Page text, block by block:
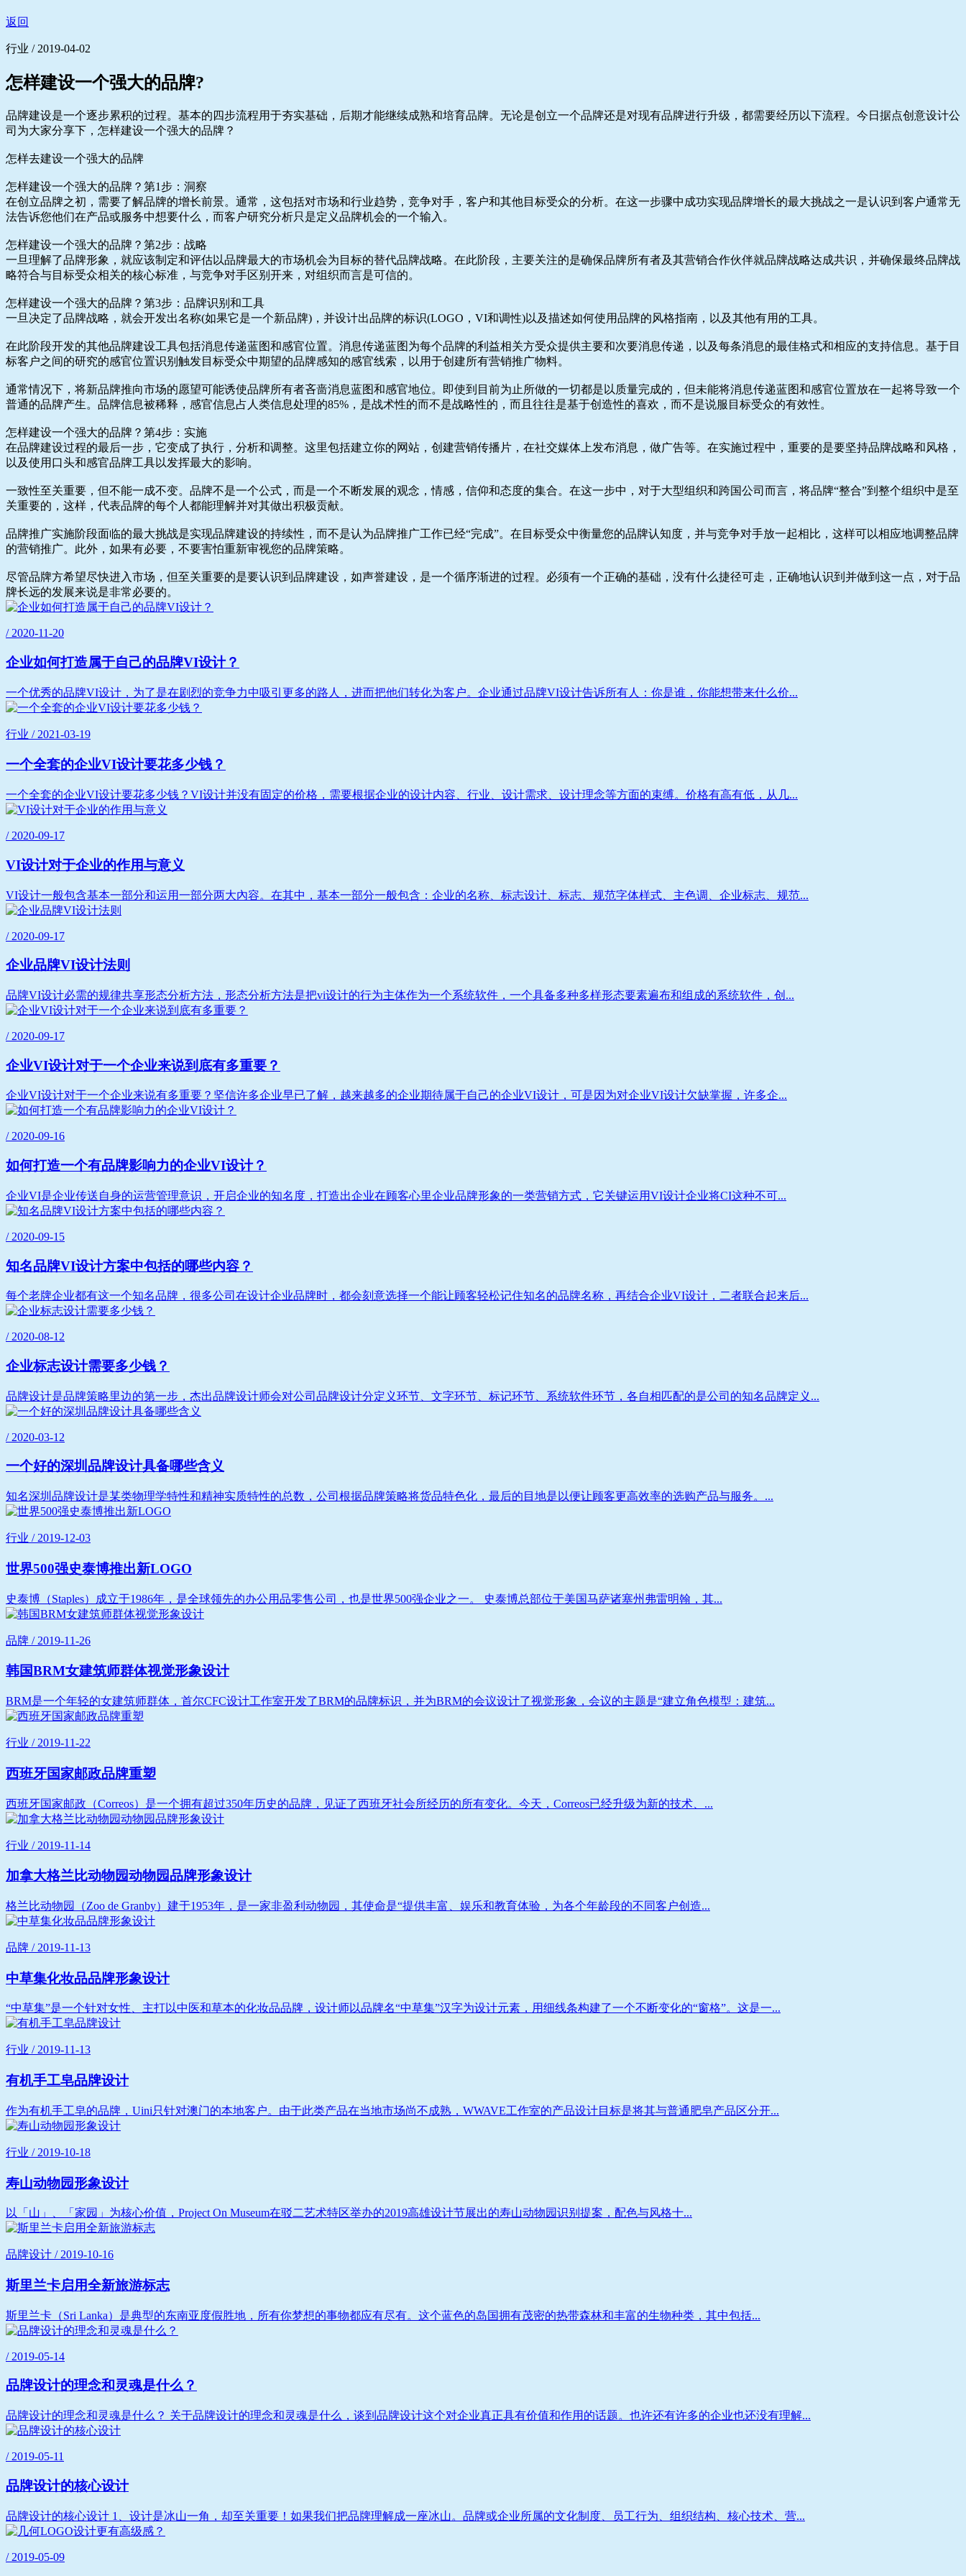
返回
行业 / 2019-04-02
怎样建设一个强大的品牌?
品牌建设是一个逐步累积的过程。基本的四步流程用于夯实基础，后期才能继续成熟和培育品牌。无论是创立一个品牌还是对现有品牌进行升级，都需要经历以下流程。今日据点创意设计公
司为大家分享下，怎样建设一个强大的品牌？
怎样去建设一个强大的品牌
怎样建设一个强大的品牌？第1步：洞察
在创立品牌之初，需要了解品牌的增长前景。通常，这包括对市场和行业趋势，竞争对手，客户和其他目标受众的分析。在这一步骤中成功实现品牌增长的最大挑战之一是认识到客户通常无
法告诉您他们在产品或服务中想要什么，而客户研究分析只是定义品牌机会的一个输入。
怎样建设一个强大的品牌？第2步：战略
一旦理解了品牌形象，就应该制定和评估以品牌最大的市场机会为目标的替代品牌战略。在此阶段，主要关注的是确保品牌所有者及其营销合作伙伴就品牌战略达成共识，并确保最终品牌战
略符合与目标受众相关的核心标准，与竞争对手区别开来，对组织而言是可信的。
怎样建设一个强大的品牌？第3步：品牌识别和工具
一旦决定了品牌战略，就会开发出名称(如果它是一个新品牌)，并设计出品牌的标识(LOGO，VI和调性)以及描述如何使用品牌的风格指南，以及其他有用的工具。
在此阶段开发的其他品牌建设工具包括消息传递蓝图和感官位置。消息传递蓝图为每个品牌的利益相关方受众提供主要和次要消息传递，以及每条消息的最佳格式和相应的支持信息。基于目
标客户之间的研究的感官位置识别触发目标受众中期望的品牌感知的感官线索，以用于创建所有营销推广物料。
通常情况下，将新品牌推向市场的愿望可能诱使品牌所有者吝啬消息蓝图和感官地位。即使到目前为止所做的一切都是以质量完成的，但未能将消息传递蓝图和感官位置放在一起将导致一个
普通的品牌产生。品牌信息被稀释，感官信息占人类信息处理的85%，是战术性的而不是战略性的，而且往往是基于创造性的喜欢，而不是说服目标受众的有效性。
怎样建设一个强大的品牌？第4步：实施
在品牌建设过程的最后一步，它变成了执行，分析和调整。这里包括建立你的网站，创建营销传播片，在社交媒体上发布消息，做广告等。在实施过程中，重要的是要坚持品牌战略和风格，
以及使用口头和感官品牌工具以发挥最大的影响。
一致性至关重要，但不能一成不变。品牌不是一个公式，而是一个不断发展的观念，情感，信仰和态度的集合。在这一步中，对于大型组织和跨国公司而言，将品牌“整合”到整个组织中是至
关重要的，这样，代表品牌的每个人都能理解并对其做出积极贡献。
品牌推广实施阶段面临的最大挑战是实现品牌建设的持续性，而不是认为品牌推广工作已经“完成”。在目标受众中衡量您的品牌认知度，并与竞争对手放一起相比，这样可以相应地调整品牌
的营销推广。此外，如果有必要，不要害怕重新审视您的品牌策略。
尽管品牌方希望尽快进入市场，但至关重要的是要认识到品牌建设，如声誉建设，是一个循序渐进的过程。必须有一个正确的基础，没有什么捷径可走，正确地认识到并做到这一点，对于品
牌长远的发展来说是非常必要的。
/ 2020-11-20
企业如何打造属于自己的品牌VI设计？
一个优秀的品牌VI设计，为了是在剧烈的竞争力中吸引更多的路人，进而把他们转化为客户。企业通过品牌VI设计告诉所有人：你是谁，你能想带来什么价...
行业 / 2021-03-19
一个全套的企业VI设计要花多少钱？
一个全套的企业VI设计要花多少钱？VI设计并没有固定的价格，需要根据企业的设计内容、行业、设计需求、设计理念等方面的束缚。价格有高有低，从几...
/ 2020-09-17
VI设计对于企业的作用与意义
VI设计一般包含基本一部分和运用一部分两大內容。在其中，基本一部分一般包含：企业的名称、标志设计、标志、规范字体样式、主色调、企业标志、规范...
/ 2020-09-17
企业品牌VI设计法则
品牌VI设计必需的规律共享形态分析方法，形态分析方法是把vi设计的行为主体作为一个系统软件，一个具备多种多样形态要素遍布和组成的系统软件，创...
/ 2020-09-17
企业VI设计对于一个企业来说到底有多重要？
企业VI设计对于一个企业来说有多重要？坚信许多企业早已了解，越来越多的企业期待属于自己的企业VI设计，可是因为对企业VI设计欠缺掌握，许多企...
/ 2020-09-16
如何打造一个有品牌影响力的企业VI设计？
企业VI是企业传送自身的运营管理意识，开启企业的知名度，打造出企业在顾客心里企业品牌形象的一类营销方式，它关键运用VI设计企业将CI这种不可...
/ 2020-09-15
知名品牌VI设计方案中包括的哪些内容？
每个老牌企业都有这一个知名品牌，很多公司在设计企业品牌时，都会刻意选择一个能让顾客轻松记住知名的品牌名称，再结合企业VI设计，二者联合起来后...
/ 2020-08-12
企业标志设计需要多少钱？
品牌设计是品牌策略里边的第一步，杰出品牌设计师会对公司品牌设计分定义环节、文字环节、标记环节、系统软件环节，各自相匹配的是公司的知名品牌定义...
/ 2020-03-12
一个好的深圳品牌设计具备哪些含义
知名深圳品牌设计是某类物理学特性和精神实质特性的总数，公司根据品牌策略将货品特色化，最后的目地是以便让顾客更高效率的选购产品与服务。...
行业 / 2019-12-03
世界500强史泰博推出新LOGO
史泰博（Staples）成立于1986年，是全球领先的办公用品零售公司，也是世界500强企业之一。 史泰博总部位于美国马萨诸塞州弗雷明翰，其...
品牌 / 2019-11-26
韩国BRM女建筑师群体视觉形象设计
BRM是一个年轻的女建筑师群体，首尔CFC设计工作室开发了BRM的品牌标识，并为BRM的会议设计了视觉形象，会议的主题是“建立角色模型：建筑...
行业 / 2019-11-22
西班牙国家邮政品牌重塑
西班牙国家邮政（Correos）是一个拥有超过350年历史的品牌，见证了西班牙社会所经历的所有变化。今天，Correos已经升级为新的技术、...
行业 / 2019-11-14
加拿大格兰比动物园动物园品牌形象设计
格兰比动物园（Zoo de Granby）建于1953年，是一家非盈利动物园，其使命是“提供丰富、娱乐和教育体验，为各个年龄段的不同客户创造...
品牌 / 2019-11-13
中草集化妆品品牌形象设计
“中草集”是一个针对女性、主打以中医和草本的化妆品品牌，设计师以品牌名“中草集”汉字为设计元素，用细线条构建了一个不断变化的“窗格”。这是一...
行业 / 2019-11-13
有机手工皂品牌设计
作为有机手工皂的品牌，Uini只针对澳门的本地客户。由于此类产品在当地市场尚不成熟，WWAVE工作室的产品设计目标是将其与普通肥皂产品区分开...
行业 / 2019-10-18
寿山动物园形象设计
以「山」、「家园」为核心价值，Project On Museum在驳二艺术特区举办的2019高雄设计节展出的寿山动物园识别提案，配色与风格十...
品牌设计 / 2019-10-16
斯里兰卡启用全新旅游标志
斯里兰卡（Sri Lanka）是典型的东南亚度假胜地，所有你梦想的事物都应有尽有。这个蓝色的岛国拥有茂密的热带森林和丰富的生物种类，其中包括...
/ 2019-05-14
品牌设计的理念和灵魂是什么？
品牌设计的理念和灵魂是什么？ 关于品牌设计的理念和灵魂是什么，谈到品牌设计这个对企业真正具有价值和作用的话题。也许还有许多的企业也还没有理解...
/ 2019-05-11
品牌设计的核心设计
品牌设计的核心设计 1、设计是冰山一角，却至关重要！如果我们把品牌理解成一座冰山。品牌或企业所属的文化制度、员工行为、组织结构、核心技术、营...
/ 2019-05-09